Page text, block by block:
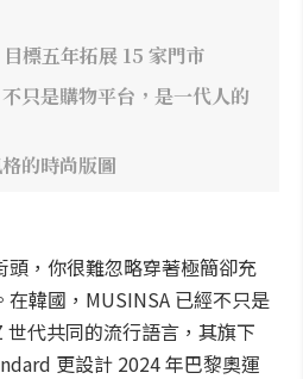
標五年拓展 15 家門市
只是購物平台，是一代人的
的時尚版圖
，你很難忽略穿著極簡卻充
韓國，MUSINSA 已經不只是
代共同的流行語言，其旗下
更設計 2024 年巴黎奧運